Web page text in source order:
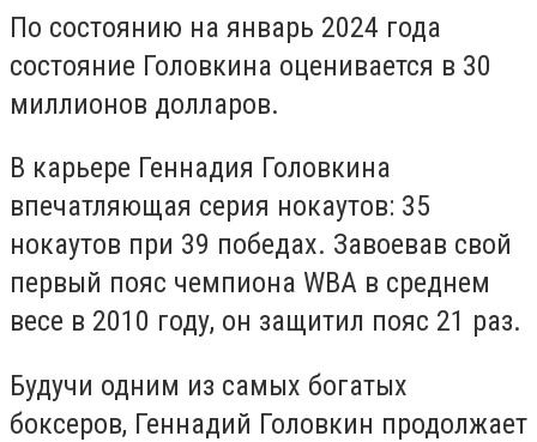
По состоянию на январь 2024 года
состояние Головкина оценивается в 30
миллионов долларов.
В карьере Геннадия Головкина
впечатляющая серия нокаутов: 35
нокаутов при 39 победах. Завоевав свой
первый пояс чемпиона WBA в среднем
весе в 2010 году, он защитил пояс 21 раз.
Будучи одним из самых богатых
боксеров, Геннадий Головкин продолжает